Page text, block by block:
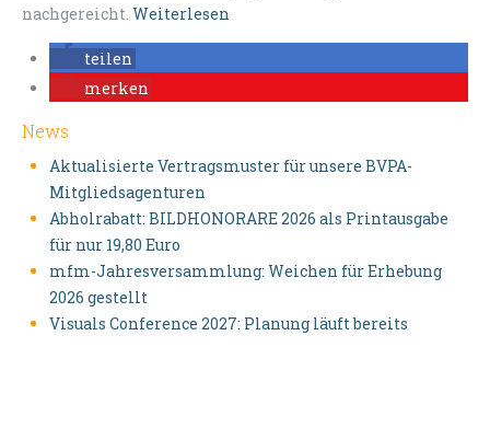
nachgereicht. Weiterlesen
teilen
merken
News
Aktualisierte Vertragsmuster für unsere BVPA-
Mitgliedsagenturen
Abholrabatt: BILDHONORARE 2026 als Printausgabe
für nur 19,80 Euro
mfm-Jahresversammlung: Weichen für Erhebung
2026 gestellt
Visuals Conference 2027: Planung läuft bereits